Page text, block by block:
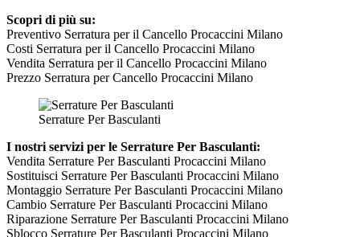
Scopri di più su:
Preventivo Serratura per il Cancello Procaccini Milano
Costi Serratura per il Cancello Procaccini Milano
Vendita Serratura per il Cancello Procaccini Milano
Prezzo Serratura per Cancello Procaccini Milano
Serrature Per Basculanti
I nostri servizi per le Serrature Per Basculanti:
Vendita Serrature Per Basculanti Procaccini Milano
Sostituisci Serrature Per Basculanti Procaccini Milano
Montaggio Serrature Per Basculanti Procaccini Milano
Cambio Serrature Per Basculanti Procaccini Milano
Riparazione Serrature Per Basculanti Procaccini Milano
Sblocco Serrature Per Basculanti Procaccini Milano